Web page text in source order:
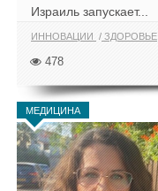
Израиль запускает...
ИННОВАЦИИ ЗДОРОВЬЕ
478
МЕДИЦИНА